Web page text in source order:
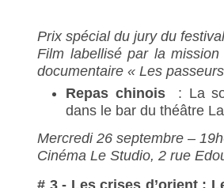
Prix spécial du jury du
Film labellisé par la
documentaire « Les
Repas chinois
: La
dans le bar du théâtre
Mercredi 26 septembre –
Cinéma Le Studio, 2 rue